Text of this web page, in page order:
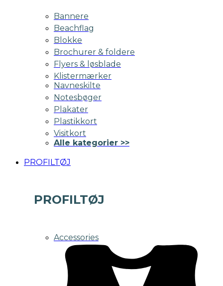
Bannere
Beachflag
Blokke
Brochurer & foldere
Flyers & løsblade
Klistermærker
Navneskilte
Notesbøger
Plakater
Plastikkort
Visitkort
Alle kategorier >>
PROFILTØJ
PROFILTØJ
Accessories